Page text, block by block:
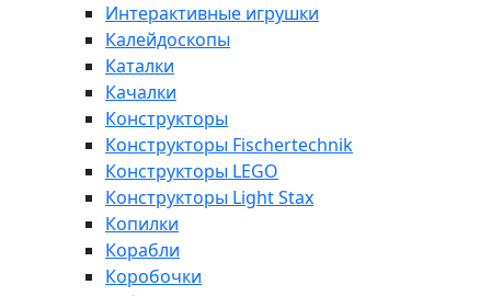
Интерактивные игрушки
Калейдоскопы
Каталки
Качалки
Конструкторы
Конструкторы Fisсhertechnik
Конструкторы LEGO
Конструкторы Light Stax
Копилки
Корабли
Коробочки